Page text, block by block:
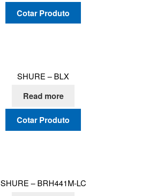
Cotar Produto
SHURE – BLX
Read more
Cotar Produto
SHURE – BRH441M-LC